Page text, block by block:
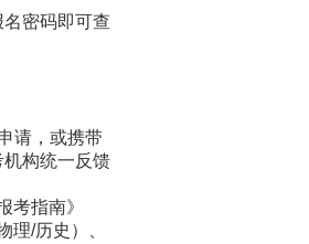
密码即可查
请，或携带
构统一反馈
指南》
/历史）、